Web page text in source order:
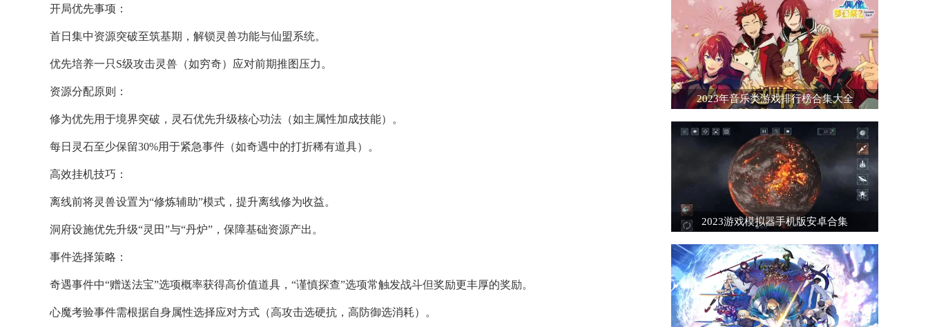
​​开局优先事项​​：
首日集中资源突破至筑基期，解锁灵兽功能与仙盟系统。
优先培养一只S级攻击灵兽（如穷奇）应对前期推图压力。
​​资源分配原则​​：
修为优先用于境界突破，灵石优先升级核心功法（如主属性加成技能）。
每日灵石至少保留30%用于紧急事件（如奇遇中的打折稀有道具）。
​​高效挂机技巧​​：
离线前将灵兽设置为“修炼辅助”模式，提升离线修为收益。
洞府设施优先升级“灵田”与“丹炉”，保障基础资源产出。
​​事件选择策略​​：
奇遇事件中“赠送法宝”选项概率获得高价值道具，“谨慎探查”选项常触发战斗但奖励更丰厚的奖励。
心魔考验事件需根据自身属性选择应对方式（高攻击选硬抗，高防御选消耗）。
2023年音乐类游戏排行榜合集大全
2023游戏模拟器手机版安卓合集